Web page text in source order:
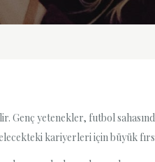
yetenekler, futbol
kariyerleri için büyük